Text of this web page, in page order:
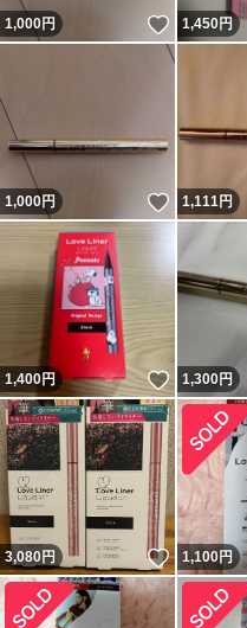
1,000円 いいね！
1,450円
1,000円 いいね！
1,111円
1,400円 いいね！
1,300円
3,080円 いいね！
1,100円